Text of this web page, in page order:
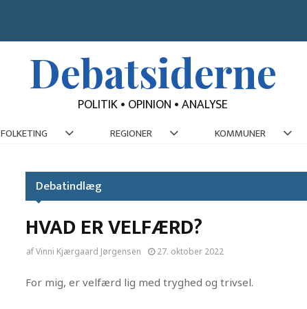
Debatsiderne
POLITIK • OPINION • ANALYSE
FOLKETING REGIONER KOMMUNER
Debatindlæg
HVAD ER VELFÆRD?
afVinni Kjærgaard Jørgensen 27. oktober 2022
For mig, er velfærd lig med tryghed og trivsel.